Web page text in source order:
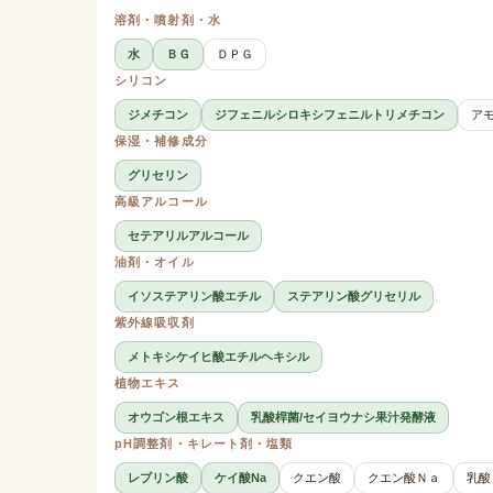
溶剤・噴射剤・水
水 ＢＧ
ＤＰＧ
シリコン
ジメチコン ジフェニルシロキシフェニルトリメチコン
ア
保湿・補修成分
グリセリン
高級アルコール
セテアリルアルコール
油剤・オイル
イソステアリン酸エチル
ステアリン酸グリセリル
紫外線吸収剤
メトキシケイヒ酸エチルヘキシル
植物エキス
オウゴン根エキス
乳酸桿菌/セイヨウナシ果汁発酵液
pH調整剤・キレート剤・塩類
レブリン酸 ケイ酸Na クエン酸 クエン酸Ｎａ
乳酸